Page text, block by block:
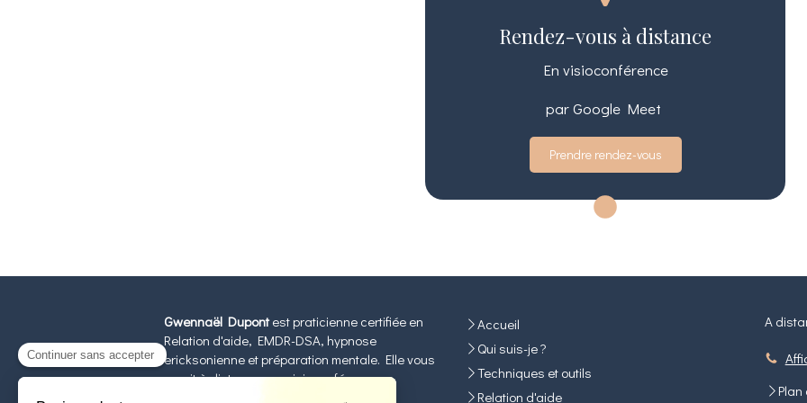
Rendez-vous à distance
En visioconférence
par Google Meet
Prendre rendez-vous
Gwennaël Dupontest praticienne certifiée en
Relation d'aide, EMDR-DSA, hypnose
ericksonienne et préparation mentale. Elle vous
reçoit à distance par visioconférence.
Accueil
Qui suis-je ?
Techniques et outils
Relation d'aide
A